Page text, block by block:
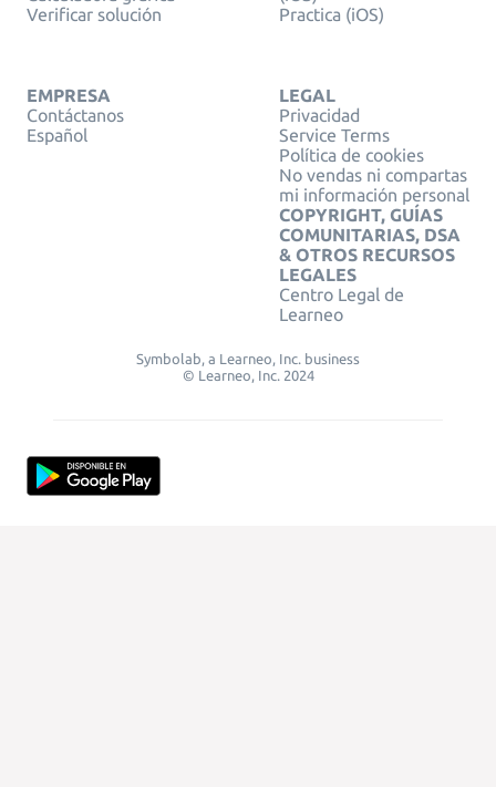
Verificar solución
Practica (iOS)
EMPRESA
Contáctanos
Español
LEGAL
Privacidad
Service Terms
Política de cookies
No vendas ni compartas
mi información personal
COPYRIGHT, GUÍAS
COMUNITARIAS, DSA
& OTROS RECURSOS
LEGALES
Centro Legal de
Learneo
Symbolab, a Learneo, Inc. business
© Learneo, Inc. 2024